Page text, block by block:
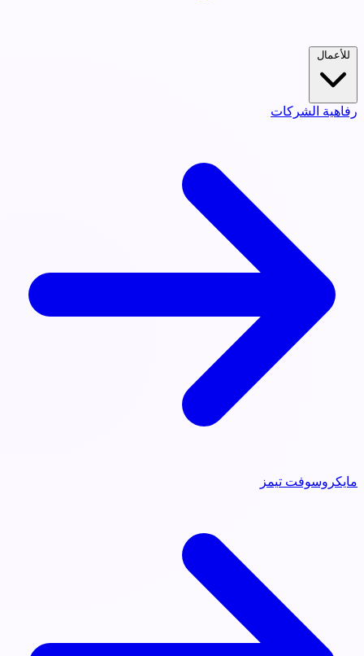
للأعمال
رفاهية الشركات
مايكروسوفت تيمز